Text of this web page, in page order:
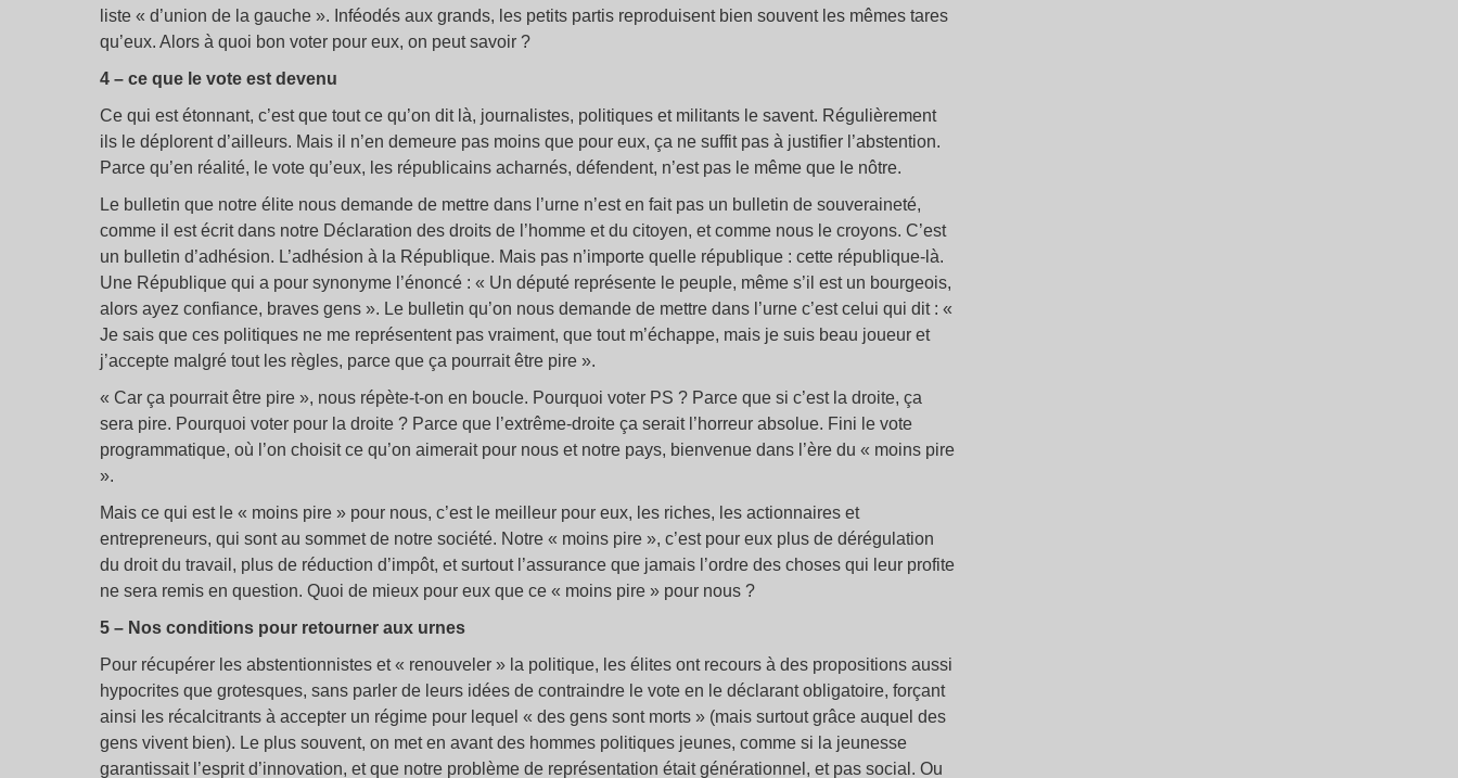
liste « d’union de la gauche ». Inféodés aux grands, les petits partis reproduisent bien souvent les mêmes tares
qu’eux. Alors à quoi bon voter pour eux, on peut savoir ?
4 – ce que le vote est devenu
Ce qui est étonnant, c’est que tout ce qu’on dit là, journalistes, politiques et militants le savent. Régulièrement
ils le déplorent d’ailleurs. Mais il n’en demeure pas moins que pour eux, ça ne suffit pas à justifier l’abstention.
Parce qu’en réalité, le vote qu’eux, les républicains acharnés, défendent, n’est pas le même que le nôtre.
Le bulletin que notre élite nous demande de mettre dans l’urne n’est en fait pas un bulletin de souveraineté,
comme il est écrit dans notre Déclaration des droits de l’homme et du citoyen, et comme nous le croyons. C’est
un bulletin d’adhésion. L’adhésion à la République. Mais pas n’importe quelle république : cette république-là.
Une République qui a pour synonyme l’énoncé : « Un député représente le peuple, même s’il est un bourgeois,
alors ayez confiance, braves gens ». Le bulletin qu’on nous demande de mettre dans l’urne c’est celui qui dit : «
Je sais que ces politiques ne me représentent pas vraiment, que tout m’échappe, mais je suis beau joueur et
j’accepte malgré tout les règles, parce que ça pourrait être pire ».
« Car ça pourrait être pire », nous répète-t-on en boucle. Pourquoi voter PS ? Parce que si c’est la droite, ça
sera pire. Pourquoi voter pour la droite ? Parce que l’extrême-droite ça serait l’horreur absolue. Fini le vote
programmatique, où l’on choisit ce qu’on aimerait pour nous et notre pays, bienvenue dans l’ère du « moins pire
».
Mais ce qui est le « moins pire » pour nous, c’est le meilleur pour eux, les riches, les actionnaires et
entrepreneurs, qui sont au sommet de notre société. Notre « moins pire », c’est pour eux plus de dérégulation
du droit du travail, plus de réduction d’impôt, et surtout l’assurance que jamais l’ordre des choses qui leur profite
ne sera remis en question. Quoi de mieux pour eux que ce « moins pire » pour nous ?
5 – Nos conditions pour retourner aux urnes
Pour récupérer les abstentionnistes et « renouveler » la politique, les élites ont recours à des propositions aussi
hypocrites que grotesques, sans parler de leurs idées de contraindre le vote en le déclarant obligatoire, forçant
ainsi les récalcitrants à accepter un régime pour lequel « des gens sont morts » (mais surtout grâce auquel des
gens vivent bien). Le plus souvent, on met en avant des hommes politiques jeunes, comme si la jeunesse
garantissait l’esprit d’innovation, et que notre problème de représentation était générationnel, et pas social. Ou